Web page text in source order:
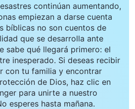
continúan aumentando,
empiezan a darse cuenta
bíblicas no son cuentos de
que se desarrolla ante
sabe qué llegará primero: el
inesperado. Si deseas recibir
con tu familia y encontrar
de Dios, haz clic en
para unirte a nuestro
esperes hasta mañana.